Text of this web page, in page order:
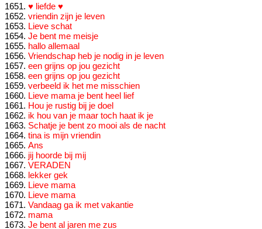
♥ liefde ♥
vriendin zijn je leven
Lieve schat
Je bent me meisje
hallo allemaal
Vriendschap heb je nodig in je leven
een grijns op jou gezicht
een grijns op jou gezicht
verbeeld ik het me misschien
Lieve mama je bent heel lief
Hou je rustig bij je doel
ik hou van je maar toch haat ik je
Schatje je bent zo mooi als de nacht
tina is mijn vriendin
Ans
jij hoorde bij mij
VERADEN
lekker gek
Lieve mama
Lieve mama
Vandaag ga ik met vakantie
mama
Je bent al jaren me zus